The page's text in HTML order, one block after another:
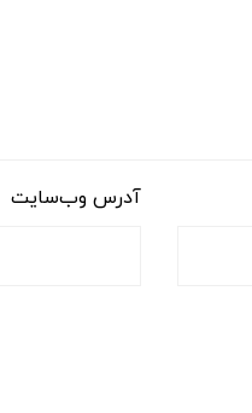
آدرس وب‌سایت